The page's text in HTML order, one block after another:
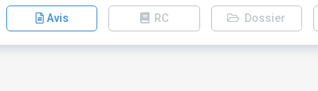
Avis RC Dossier